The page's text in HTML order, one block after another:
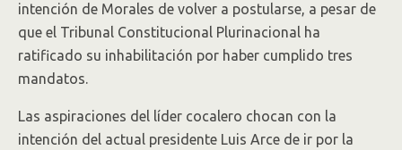
intención de Morales de volver a postularse, a pesar de
que el Tribunal Constitucional Plurinacional ha
ratificado su inhabilitación por haber cumplido tres
mandatos.
Las aspiraciones del líder cocalero chocan con la
intención del actual presidente Luis Arce de ir por la